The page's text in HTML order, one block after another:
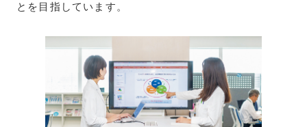
とを目指しています。